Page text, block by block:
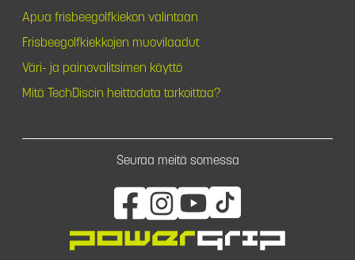
Apua frisbeegolfkiekon valintaan
Frisbeegolfkiekkojen muovilaadut
Väri- ja painovalitsimen käyttö
Mitä TechDiscin heittodata tarkoittaa?
Seuraa meitä somessa